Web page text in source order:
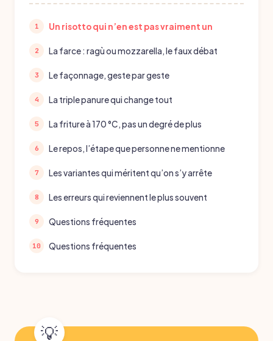
Un risotto qui n’en est pas vraiment un
La farce : ragù ou mozzarella, le faux débat
Le façonnage, geste par geste
La triple panure qui change tout
La friture à 170 °C, pas un degré de plus
Le repos, l’étape que personne ne mentionne
Les variantes qui méritent qu’on s’y arrête
Les erreurs qui reviennent le plus souvent
Questions fréquentes
Questions fréquentes